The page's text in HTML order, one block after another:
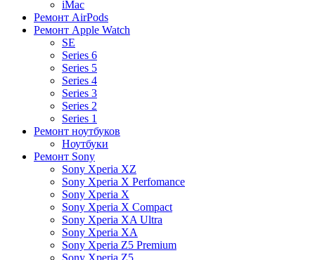
iMac
Ремонт AirPods
Ремонт Apple Watch
SE
Series 6
Series 5
Series 4
Series 3
Series 2
Series 1
Ремонт ноутбуков
Ноутбуки
Ремонт Sony
Sony Xperia XZ
Sony Xperia X Perfomance
Sony Xperia X
Sony Xperia X Compact
Sony Xperia XA Ultra
Sony Xperia XA
Sony Xperia Z5 Premium